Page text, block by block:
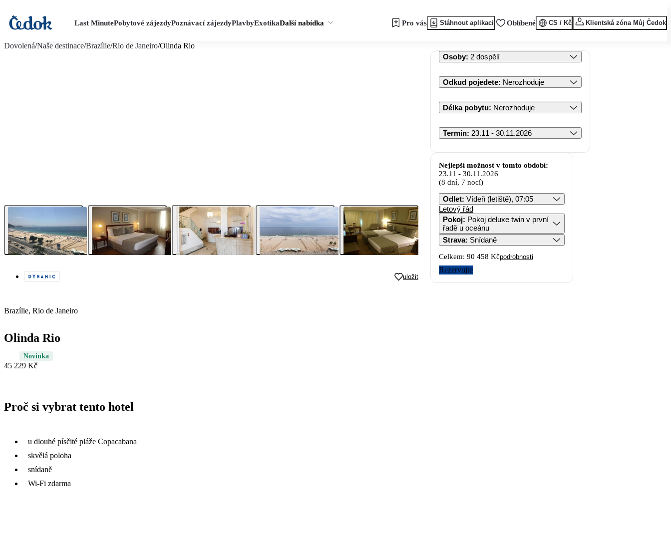
Last MinutePobytové zájezdyPoznávací zájezdyPlavbyExotikaDalší nabídka Pro vás Stáhnout aplikaci Oblíbené CS / Kč Klientská zóna Můj Čedok
Dovolená/Naše destinace/Brazílie/Rio de Janeiro/Olinda Rio
uložit
Brazílie, Rio de Janeiro
Olinda Rio
Novinka
45 229 Kč
Proč si vybrat tento hotel
u dlouhé písčité pláže Copacabana
skvělá poloha
snídaně
Wi-Fi zdarma
Osoby: 2 dospělí
Odkud pojedete: Nerozhoduje
Délka pobytu: Nerozhoduje
Termín: 23.11 - 30.11.2026
Nejlepší možnost v tomto období:
23.11 - 30.11.2026
(8 dní, 7 nocí)
Odlet: Vídeň (letiště), 07:05
Letový řád
Pokoj: Pokoj deluxe twin v první
řadě u oceánu
Strava: Snídaně
Celkem: 90 458 Kčpodrobnosti
Rezervujte